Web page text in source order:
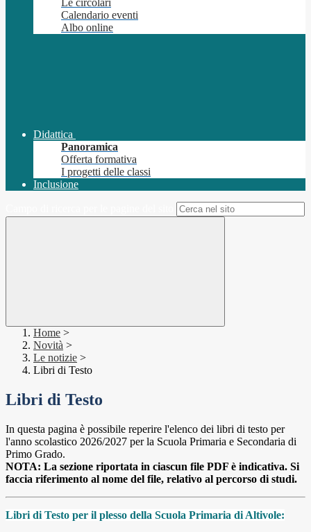
Le circolari
Calendario eventi
Albo online
Didattica
Panoramica
Offerta formativa
I progetti delle classi
Inclusione
Home >
Novità >
Le notizie >
Libri di Testo
Libri di Testo
In questa pagina è possibile reperire l'elenco dei libri di testo per
l'anno scolastico 2026/2027 per la Scuola Primaria e Secondaria di
Primo Grado.
NOTA: La sezione riportata in ciascun file PDF è indicativa. Si
faccia riferimento al nome del file, relativo al percorso di studi.
Libri di Testo per il plesso della Scuola Primaria di Altivole: